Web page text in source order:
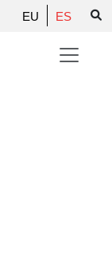
EU ES